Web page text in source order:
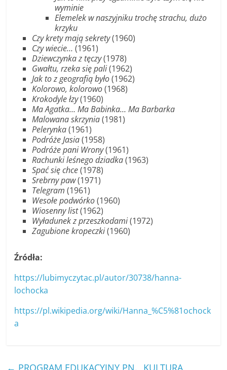
wyminie
Elemelek w naszyjniku trochę strachu, dużo
krzyku
Czy krety mają sekrety(1960)
Czy wiecie… (1961)
Dziewczynka z tęczy(1978)
Gwałtu, rzeka się pali(1962)
Jak to z geografią było(1962)
Kolorowo, kolorowo(1968)
Krokodyle łzy(1960)
Ma Agatka… Ma Babinka… Ma Barbarka
Malowana skrzynia(1981)
Pelerynka(1961)
Podróże Jasia(1958)
Podróże pani Wrony(1961)
Rachunki leśnego dziadka(1963)
Spać się chce(1978)
Srebrny paw(1971)
Telegram (1961)
Wesołe podwórko(1960)
Wiosenny list(1962)
Wyładunek z przeszkodami(1972)
Zagubione kropeczki(1960)
Źródła:
https://lubimyczytac.pl/autor/30738/hanna-
lochocka
https://pl.wikipedia.org/wiki/Hanna_%C5%81ochock
a
← PROGRAM EDUKACYJNY PN. „KULTURA